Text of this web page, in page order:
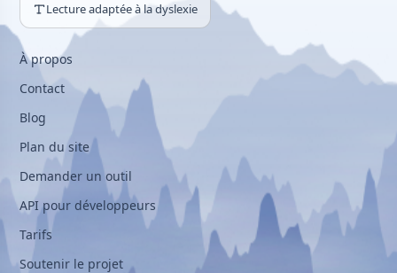
Lecture adaptée à la dyslexie
À propos
Contact
Blog
Plan du site
Demander un outil
API pour développeurs
Tarifs
Soutenir le projet